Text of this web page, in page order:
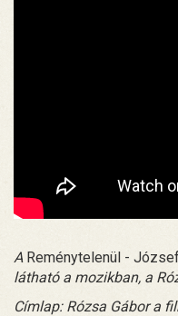
A Reménytelenül -
látható a mozikban, a
Címlap: Rózsa Gábor a